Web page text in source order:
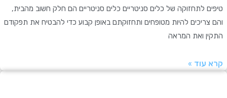
לתחזוקה של כלים סניטריים כלים סניטריים הם חלק חשוב מהבית,
להיות מטופחים ותחזוקתם באופן קבוע כדי להבטיח את תפקודם
ואת המראה
»